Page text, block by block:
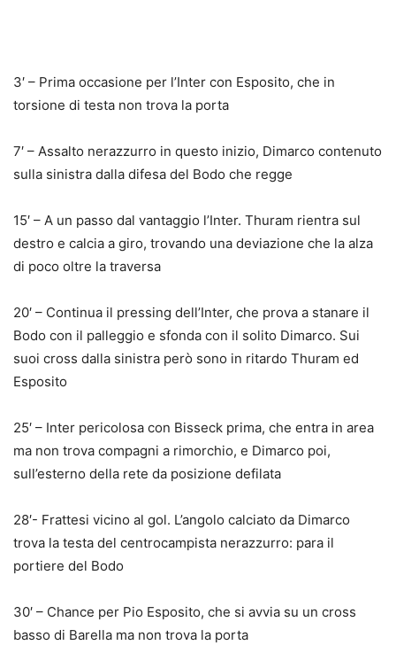
3′ – Prima occasione per l’Inter con Esposito, che in
torsione di testa non trova la porta
7′ – Assalto nerazzurro in questo inizio, Dimarco contenuto
sulla sinistra dalla difesa del Bodo che regge
15′ – A un passo dal vantaggio l’Inter. Thuram rientra sul
destro e calcia a giro, trovando una deviazione che la alza
di poco oltre la traversa
20′ – Continua il pressing dell’Inter, che prova a stanare il
Bodo con il palleggio e sfonda con il solito Dimarco. Sui
suoi cross dalla sinistra però sono in ritardo Thuram ed
Esposito
25′ – Inter pericolosa con Bisseck prima, che entra in area
ma non trova compagni a rimorchio, e Dimarco poi,
sull’esterno della rete da posizione defilata
28′- Frattesi vicino al gol. L’angolo calciato da Dimarco
trova la testa del centrocampista nerazzurro: para il
portiere del Bodo
30′ – Chance per Pio Esposito, che si avvia su un cross
basso di Barella ma non trova la porta